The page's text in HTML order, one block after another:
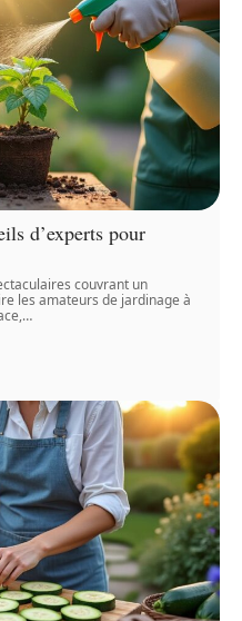
d’experts pour
couvrant un
les amateurs de jardinage à
…